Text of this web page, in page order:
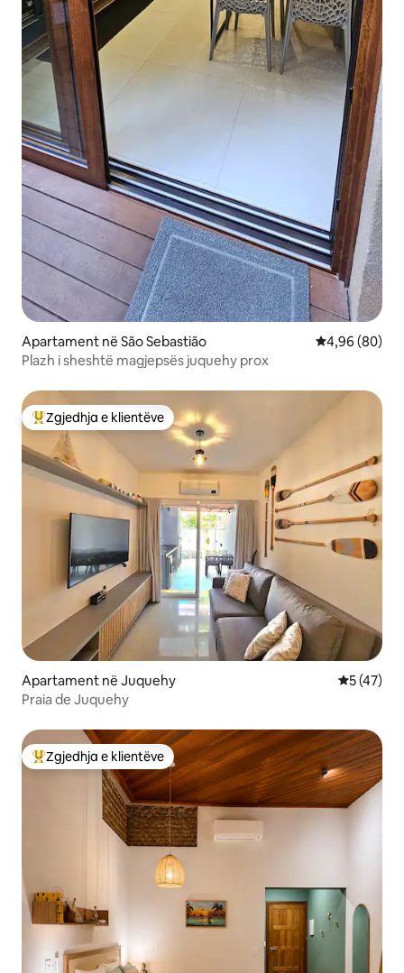
Apartament në São Sebastião Vlerësimi
4,96 (80)
Plazh i sheshtë magjepsës juquehy prox
Më të mirat e zgjedhjeve të klientëve
Zgjedhja e klientëve
Apartament në Juquehy Vlerësimi
5 (47)
Praia de Juquehy
Më të mirat e zgjedhjeve të klientëve
Zgjedhja e klientëve